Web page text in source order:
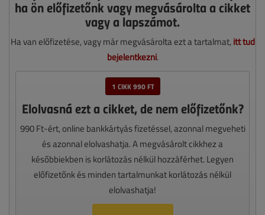
ha ön előfizetőnk vagy megvásárolta a cikket
vagy a lapszámot.
Ha van előfizetése, vagy már megvásárolta ezt a tartalmat, itt tud
bejelentkezni.
1 CIKK 990 FT
Elolvasná ezt a cikket, de nem előfizetőnk?
990 Ft-ért, online bankkártyás fizetéssel, azonnal megveheti
és azonnal elolvashatja. A megvásárolt cikkhez a
későbbiekben is korlátozás nélkül hozzáférhet. Legyen
előfizetőnk és minden tartalmunkat korlátozás nélkül
elolvashatja!